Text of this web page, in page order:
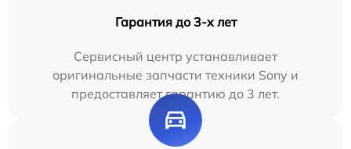
Гарантия до 3-х лет
Сервисный центр устанавливает
оригинальные запчасти техники Sony и
предоставляет гарантию до 3 лет.